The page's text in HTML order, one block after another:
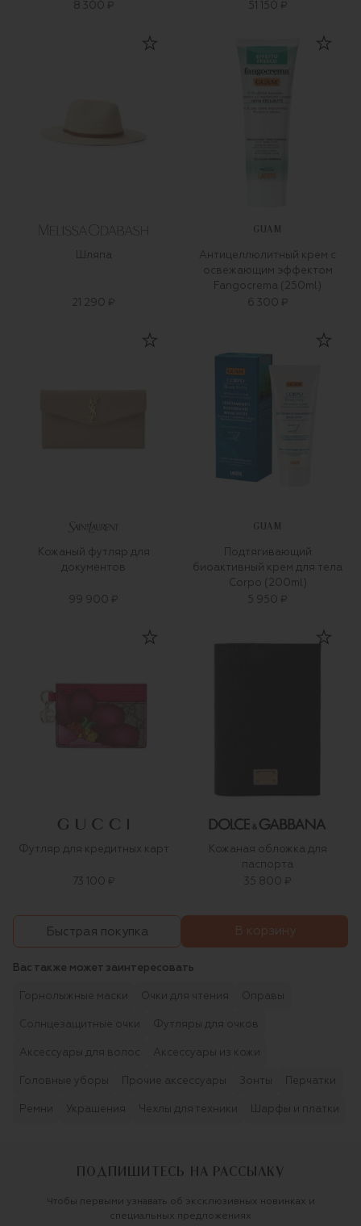
8 300 ₽
51 150 ₽
Шляпа
21 290 ₽
GUAM
Антицеллюлитный крем с
освежающим эффектом
Fangocrema (250ml)
6 300 ₽
Кожаный футляр для
документов
99 900 ₽
GUAM
Подтягивающий
биоактивный крем для тела
Corpo (200ml)
5 950 ₽
Футляр для кредитных карт
73 100 ₽
Кожаная обложка для
паспорта
35 800 ₽
Быстрая покупка В корзину
Вас также может заинтересовать
Горнолыжные маски Очки для чтения Оправы
Солнцезащитные очки Футляры для очков
Аксессуары для волос Аксессуары из кожи
Головные уборы Прочие аксессуары Зонты Перчатки
Ремни Украшения Чехлы для техники Шарфы и платки
ПОДПИШИТЕСЬ НА РАССЫЛКУ
Чтобы первыми узнавать об эксклюзивных новинках и
специальных предложениях